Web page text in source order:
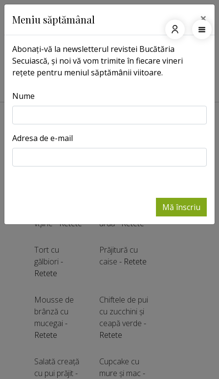
Pagina principală Etichete
Etichete: ou
Mlaştină cu
muşchi la
vișine- Retete
urdă- Retete
Tort cu
gălbiori-
Retete
Prăjitură cu
caise - Retete
Mousse de
brânză cu
mucegai-
Retete
Chiftele de pui
cu zucchini și
ceapă verde -
Retete
Salată creață
cu pui prăjit-
Cupcake cu
mure și mac -
Meniu săptămânal ×
Abonați-vă la newsletterul revistei Bucătăria
Secuiască, și noi vă vom trimite în fiecare vineri
rețete pentru meniul săptămânii viitoare.
Nume
Adresa de e-mail
Mă înscriu